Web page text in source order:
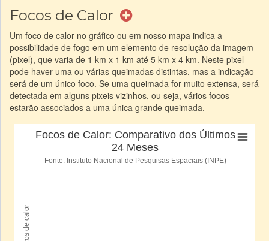
Focos de Calor
Um foco de calor no gráfico ou em nosso mapa indica a
possibilidade de fogo em um elemento de resolução da imagem
(pixel), que varia de 1 km x 1 km até 5 km x 4 km. Neste pixel
pode haver uma ou várias queimadas distintas, mas a indicação
será de um único foco. Se uma queimada for muito extensa, será
detectada em alguns pixeis vizinhos, ou seja, vários focos
estarão associados a uma única grande queimada.